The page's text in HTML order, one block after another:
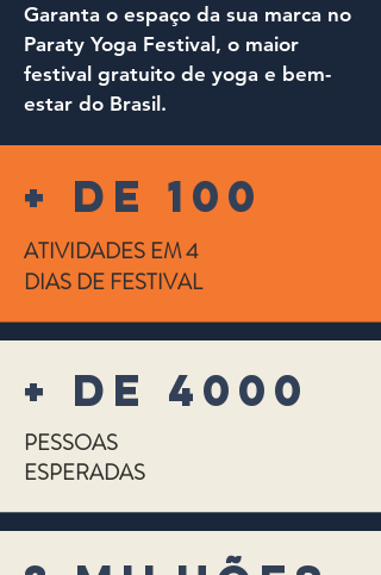
Garanta o espaço da sua marca no
Paraty Yoga Festival, o maior
festival gratuito de yoga e bem-
estar do Brasil.
+ de 100
ATIVIDADES EM 4
DIAS DE FESTIVAL
+ de 4000
PESSOAS
ESPERADAS